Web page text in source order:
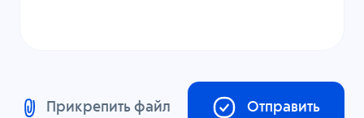
Прикрепить файл Отправить